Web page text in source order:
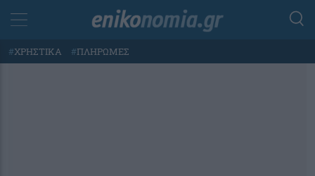
#ΧΡΗΣΤΙΚΑ #ΠΛΗΡΩΜΕΣ